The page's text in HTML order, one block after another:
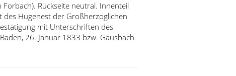
Rückseite neutral. Innenteil
Hugenest der Großherzoglichen
mit Unterschriften des
26. Januar 1833 bzw. Gausbach